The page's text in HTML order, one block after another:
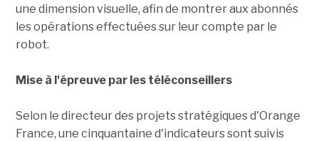
une dimension visuelle, afin de montrer aux abonnés
les opérations effectuées sur leur compte par le
robot.
Mise à l'épreuve par les téléconseillers
Selon le directeur des projets stratégiques d'Orange
France, une cinquantaine d'indicateurs sont suivis